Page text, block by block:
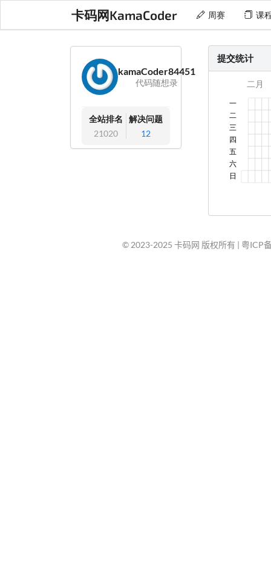
卡码网KamaCoder 周赛 课
kamaCoder84451
代码随想录
全站排名
21020
解决问题
12
提交统计
© 2023-2025 卡码网 版权所有 | 粤ICP